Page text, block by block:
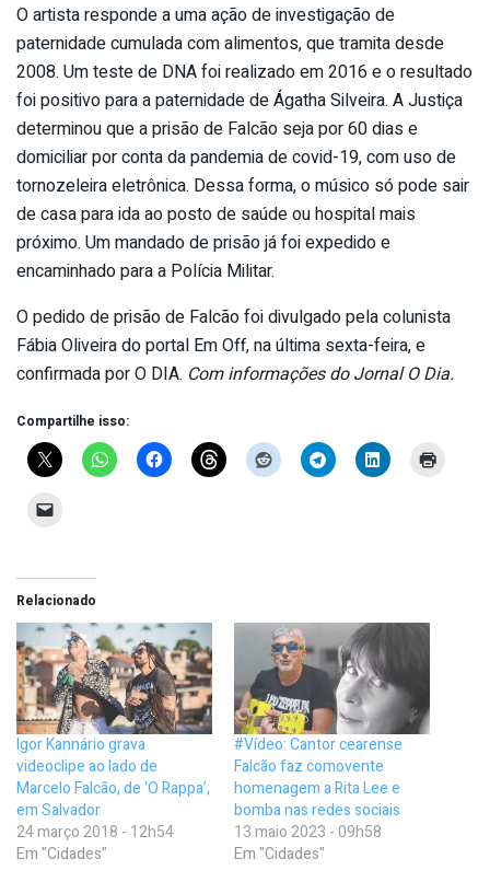
O artista responde a uma ação de investigação de
paternidade cumulada com alimentos, que tramita desde
2008. Um teste de DNA foi realizado em 2016 e o resultado
foi positivo para a paternidade de Ágatha Silveira. A Justiça
determinou que a prisão de Falcão seja por 60 dias e
domiciliar por conta da pandemia de covid-19, com uso de
tornozeleira eletrônica. Dessa forma, o músico só pode sair
de casa para ida ao posto de saúde ou hospital mais
próximo. Um mandado de prisão já foi expedido e
encaminhado para a Polícia Militar.
O pedido de prisão de Falcão foi divulgado pela colunista
Fábia Oliveira do portal Em Off, na última sexta-feira, e
confirmada por O DIA. Com informações do Jornal O Dia.
Compartilhe isso:
Relacionado
Igor Kannário grava
videoclipe ao lado de
Marcelo Falcão, de ‘O Rappa’,
em Salvador
24 março 2018 - 12h54
Em "Cidades"
#Vídeo: Cantor cearense
Falcão faz comovente
homenagem a Rita Lee e
bomba nas redes sociais
13 maio 2023 - 09h58
Em "Cidades"